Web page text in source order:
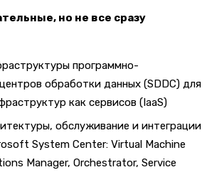
но не все сразу
программно-
обработки данных (SDDC) для
как сервисов (IaaS)
обслуживание и интеграции
System Center: Virtual Machine
Manager, Orchestrator, Service